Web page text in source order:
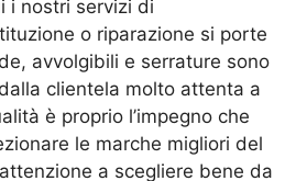
i nostri servizi di
o riparazione si porte
avvolgibili e serrature sono
clientela molto attenta a
è proprio l’impegno che
le marche migliori del
a scegliere bene da